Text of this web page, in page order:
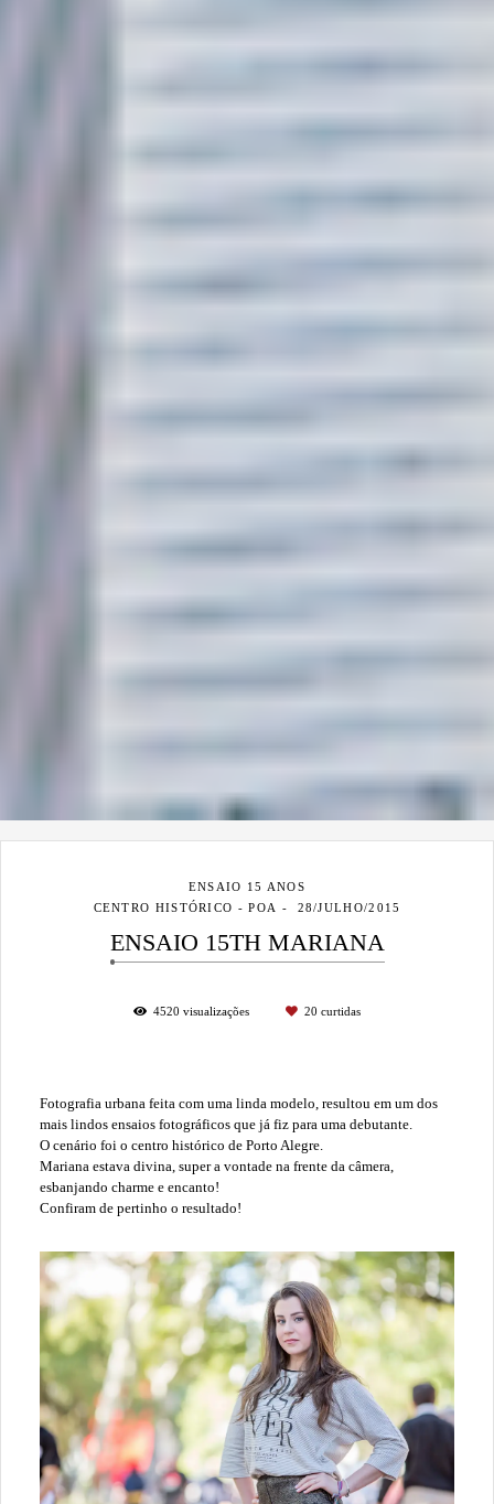
ENSAIO 15 ANOS
CENTRO HISTÓRICO - POA
28/JULHO/2015
ENSAIO 15TH MARIANA
4520 visualizações 20 curtidas
Fotografia urbana feita com uma linda modelo, resultou em um dos
mais lindos ensaios fotográficos que já fiz para uma debutante.
O cenário foi o centro histórico de Porto Alegre.
Mariana estava divina, super a vontade na frente da câmera,
esbanjando charme e encanto!
Confiram de pertinho o resultado!